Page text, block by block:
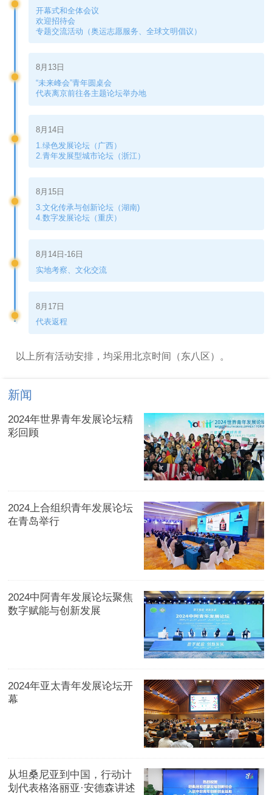
开幕式和全体会议
欢迎招待会
专题交流活动（奥运志愿服务、全球文明倡议）
8月13日
“未来峰会”青年圆桌会
代表离京前往各主题论坛举办地
8月14日
1.绿色发展论坛（广西）
2.青年发展型城市论坛（浙江）
8月15日
3.文化传承与创新论坛（湖南)
4.数字发展论坛（重庆）
8月14日-16日
实地考察、文化交流
8月17日
代表返程
以上所有活动安排，均采用北京时间（东八区）。
新闻
2024年世界青年发展论坛精
彩回顾
2024上合组织青年发展论坛
在青岛举行
2024中阿青年发展论坛聚焦
数字赋能与创新发展
2024年亚太青年发展论坛开
幕
从坦桑尼亚到中国，行动计
划代表格洛丽亚·安德森讲述